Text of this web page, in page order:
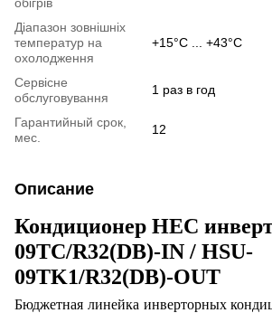
Діапазон зовнішніх
температур на
охолодження
+15°C ... +43°C
Сервісне
обслуговування
1 раз в год
Гарантийный срок,
мес.
12
Описание
Кондиционер HEC
09TC/R32(DB)-IN / HSU-
09TK1/R32(DB)-OUT
Бюджетная линейка инверторных